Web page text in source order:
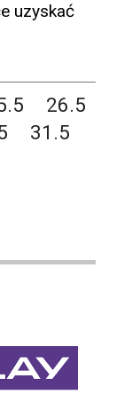
uzyskać
26.5
31.5